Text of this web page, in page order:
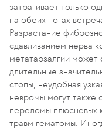
затрагивает только
на обеих ногах
Разрастание
сдавливанием нерва
метатарзалгии может
длительные
стопы, неудобная
невромы могут также
переломы плюсневых
травм гематомы.